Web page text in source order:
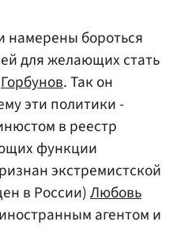
намерены бороться
для желающих стать
Горбунов. Так он
эти политики -
в реестр
функции
экстремистской
в России)Любовь
агентом и